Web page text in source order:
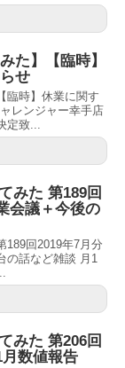
た】【臨時】
せ
臨時】休業に関す
レンジャー幸手店
致...
みた 第189回
会議＋今後の
189回2019年7月分
の話など雑談 月1
みた 第206回
数値報告